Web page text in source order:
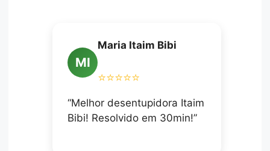
MI
Maria Itaim Bibi
⭐⭐⭐⭐⭐
“Melhor desentupidora Itaim
Bibi! Resolvido em 30min!”